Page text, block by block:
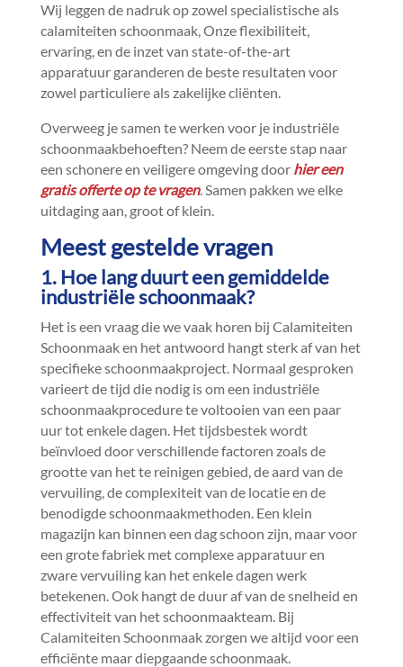
Wij leggen de nadruk op zowel specialistische als
calamiteiten schoonmaak, Onze flexibiliteit,
ervaring, en de inzet van state-of-the-art
apparatuur garanderen de beste resultaten voor
zowel particuliere als zakelijke cliënten.​
Overweeg je samen te werken voor je industriële
schoonmaakbehoeften? Neem de eerste stap naar
een schonere en veiligere omgeving door hier een
gratis offerte op te vragen.​ Samen pakken we elke
uitdaging aan, groot of klein.​
Meest gestelde vragen
1.​ Hoe lang duurt een gemiddelde
industriële schoonmaak?
Het is een vraag die we vaak horen bij Calamiteiten
Schoonmaak en het antwoord hangt sterk af van het
specifieke schoonmaakproject.​ Normaal gesproken
varieert de tijd die nodig is om een industriële
schoonmaakprocedure te voltooien van een paar
uur tot enkele dagen.​ Het tijdsbestek wordt
beïnvloed door verschillende factoren zoals de
grootte van het te reinigen gebied, de aard van de
vervuiling, de complexiteit van de locatie en de
benodigde schoonmaakmethoden.​ Een klein
magazijn kan binnen een dag schoon zijn, maar voor
een grote fabriek met complexe apparatuur en
zware vervuiling kan het enkele dagen werk
betekenen.​ Ook hangt de duur af van de snelheid en
effectiviteit van het schoonmaakteam.​ Bij
Calamiteiten Schoonmaak zorgen we altijd voor een
efficiënte maar diepgaande schoonmaak.​